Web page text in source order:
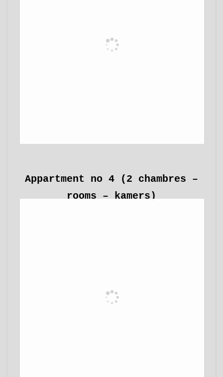
Appartment no 4 (2 chambres –
rooms – kamers)